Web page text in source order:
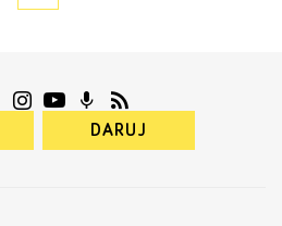
DARUJ